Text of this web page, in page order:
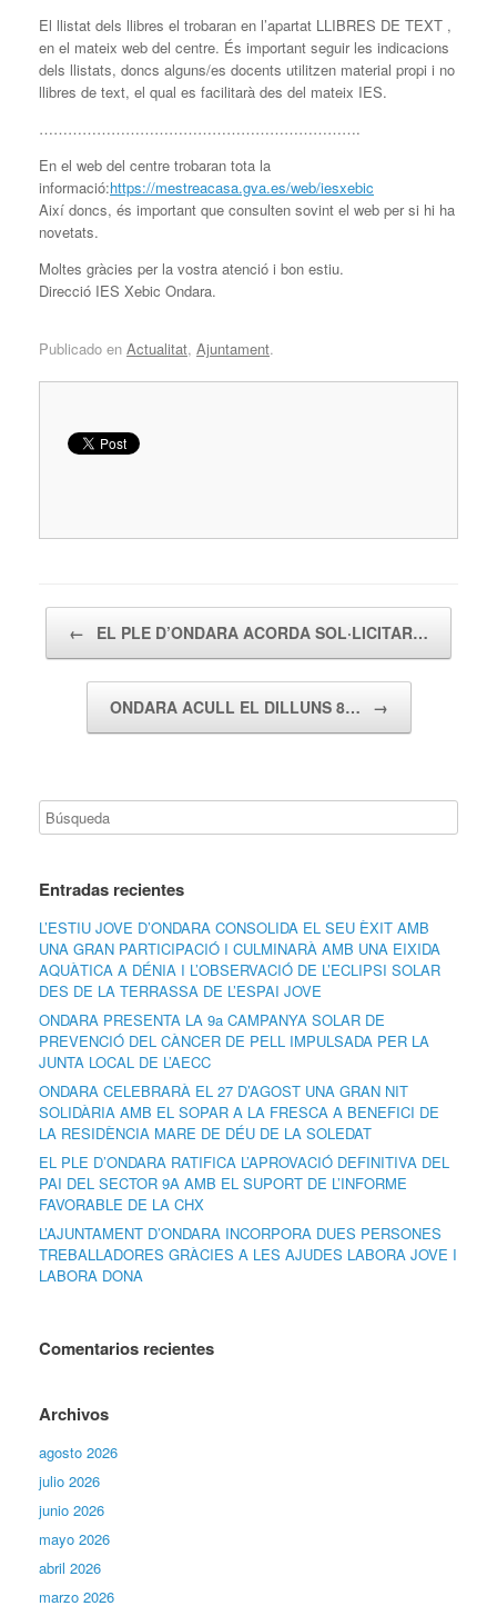
El llistat dels llibres el trobaran en l’apartat LLIBRES DE TEXT ,
en el mateix web del centre. És important seguir les indicacions
dels llistats, doncs alguns/es docents utilitzen material propi i no
llibres de text, el qual es facilitarà des del mateix IES.
………………………………………………………….
En el web del centre trobaran tota la
informació:https://mestreacasa.gva.es/web/iesxebic
Així doncs, és important que consulten sovint el web per si hi ha
novetats.
Moltes gràcies per la vostra atenció i bon estiu.
Direcció IES Xebic Ondara.
Publicado en Actualitat, Ajuntament.
← EL PLE D’ONDARA ACORDA SOL·LICITAR…
ONDARA ACULL EL DILLUNS 8… →
Entradas recientes
L’ESTIU JOVE D’ONDARA CONSOLIDA EL SEU ÈXIT AMB
UNA GRAN PARTICIPACIÓ I CULMINARÀ AMB UNA EIXIDA
AQUÀTICA A DÉNIA I L’OBSERVACIÓ DE L’ECLIPSI SOLAR
DES DE LA TERRASSA DE L’ESPAI JOVE
ONDARA PRESENTA LA 9a CAMPANYA SOLAR DE
PREVENCIÓ DEL CÀNCER DE PELL IMPULSADA PER LA
JUNTA LOCAL DE L’AECC
ONDARA CELEBRARÀ EL 27 D’AGOST UNA GRAN NIT
SOLIDÀRIA AMB EL SOPAR A LA FRESCA A BENEFICI DE
LA RESIDÈNCIA MARE DE DÉU DE LA SOLEDAT
EL PLE D’ONDARA RATIFICA L’APROVACIÓ DEFINITIVA DEL
PAI DEL SECTOR 9A AMB EL SUPORT DE L’INFORME
FAVORABLE DE LA CHX
L’AJUNTAMENT D’ONDARA INCORPORA DUES PERSONES
TREBALLADORES GRÀCIES A LES AJUDES LABORA JOVE I
LABORA DONA
Comentarios recientes
Archivos
agosto 2026
julio 2026
junio 2026
mayo 2026
abril 2026
marzo 2026